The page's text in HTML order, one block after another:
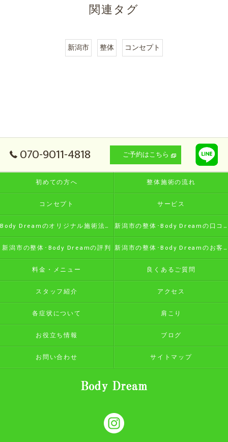
関連タグ
新潟市 整体 コンセプト
070-9011-4818 ご予約はこちら
初めての方へ 整体施術の流れ
コンセプト サービス
Body Dreamのオリジナル施術法の特徴 新潟市の整体･Body Dreamの口コミ情報
新潟市の整体･Body Dreamの評判 新潟市の整体･Body Dreamのお客様の声
料金・メニュー 良くあるご質問
スタッフ紹介 アクセス
各症状について 肩こり
お役立ち情報 ブログ
お問い合わせ サイトマップ